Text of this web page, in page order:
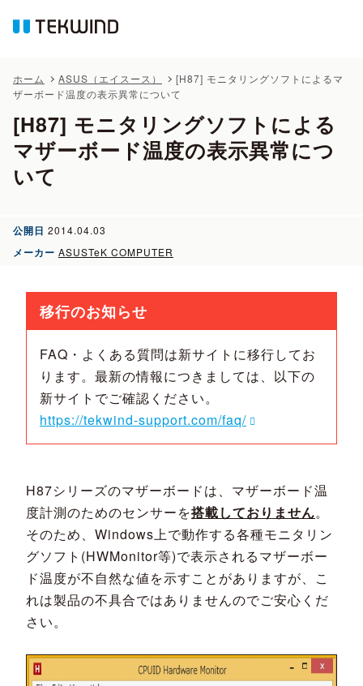
ホーム ASUS（エイスース）
[H87] モニタリングソフトによるマ
ザーボード温度の表示異常について
[H87] モニタリングソフトによる
マザーボード温度の表示異常につ
いて
公開日 2014.04.03
メーカー ASUSTeK COMPUTER
移行のお知らせ
FAQ・よくある質問は新サイトに移行してお
ります。最新の情報につきましては、以下の
新サイトでご確認ください。
https://tekwind-support.com/faq/
H87シリーズのマザーボードは、マザーボード温
度計測のためのセンサーを搭載しておりません。
そのため、Windows上で動作する各種モニタリン
グソフト(HWMonitor等)で表示されるマザーボー
ド温度が不自然な値を示すことがありますが、こ
れは製品の不具合ではありませんのでご安心くだ
さい。